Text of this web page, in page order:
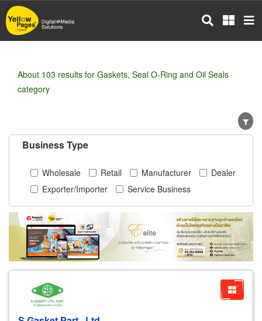
Skip
to
main
About 103 results for Gaskets, Seal O-Ring and Oil Seals
category
Business Type
Wholesale Retail Manufacturer
Dealer
Exporter/Importer
Service Business